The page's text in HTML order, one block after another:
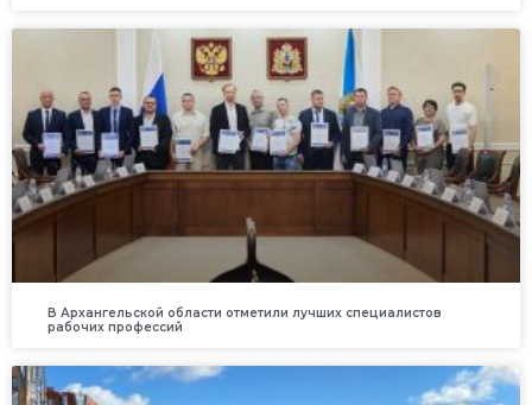
В Архангельской области отметили лучших специалистов
рабочих профессий